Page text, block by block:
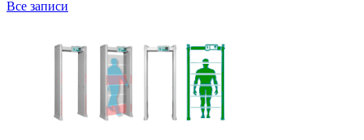
Все записи